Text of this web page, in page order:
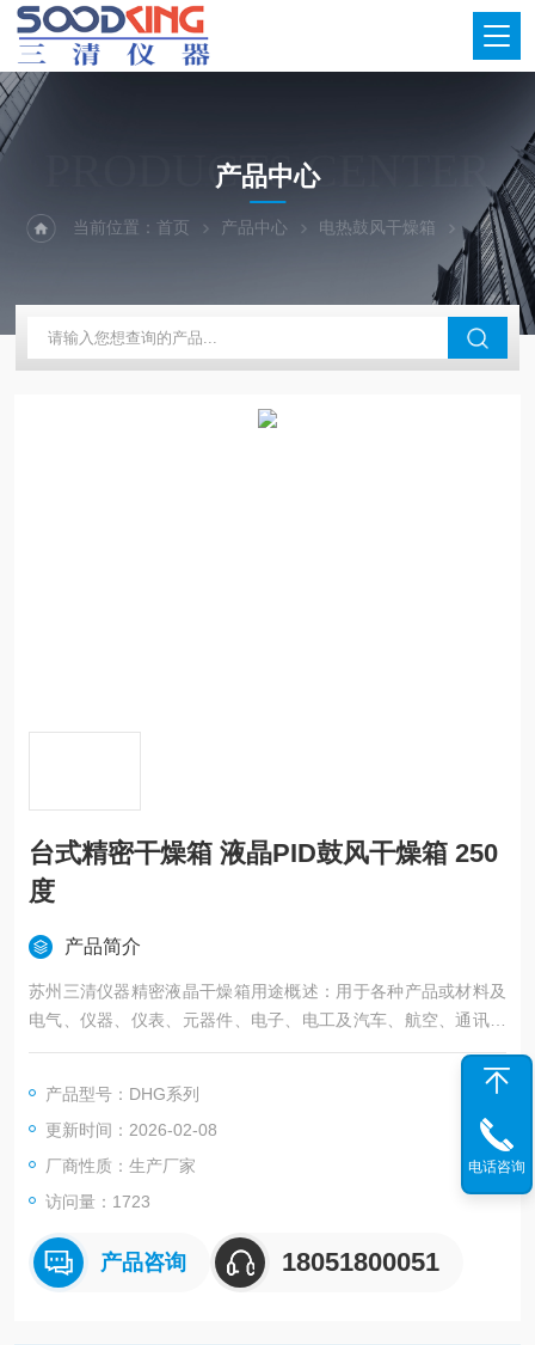
PRODUCTS CENTER
产品中心
当前位置：首页 产品中心 电热鼓风干燥箱 大型精
台式精密干燥箱 液晶PID鼓风干燥箱 250
度
产品简介
苏州三清仪器精密液晶干燥箱用途概述：用于各种产品或材料及
电气、仪器、仪表、元器件、电子、电工及汽车、航空、通讯、
塑胶、机械、化工、食品、五金工具在恒温环境条件下作干燥处
产品型号：DHG系列
更新时间：2026-02-08
厂商性质：生产厂家
访问量：1723
产品咨询 18051800051
电话咨询